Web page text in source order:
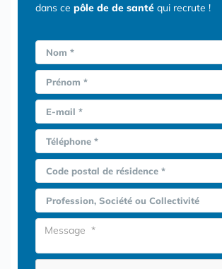
dans ce pôle de de santé qui recrute !
Nom *
Prénom *
E-mail *
Téléphone *
Code postal de résidence *
Profession, Société ou Collectivité